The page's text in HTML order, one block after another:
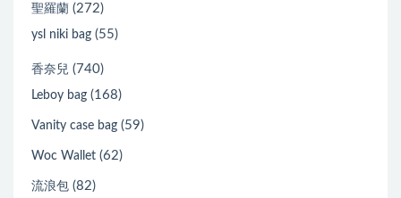
聖羅蘭 (272)
ysl niki bag (55)
香奈兒 (740)
Leboy bag (168)
Vanity case bag (59)
Woc Wallet (62)
流浪包 (82)